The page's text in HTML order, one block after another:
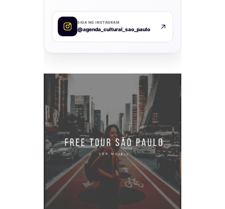
SIGA NO INSTAGRAM
@agenda_cultural_sao_paulo